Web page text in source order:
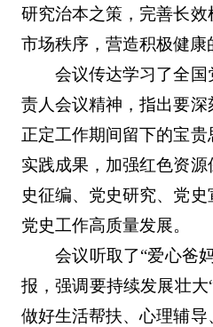
研究治本之策，完善长
市场秩序，营造积极健康
会议传达学习了全
责人会议精神，指出要
正定工作期间留下的宝
实践成果，加强红色资
史征编、党史研究、党
党史工作高质量发展。
会议听取了“爱心爸
报，强调要持续发展壮
做好生活帮扶、心理辅